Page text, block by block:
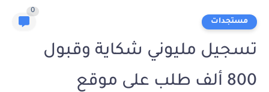
مستجدات
0
تسجيل مليوني شكاية وقبول
800 ألف طلب على موقع